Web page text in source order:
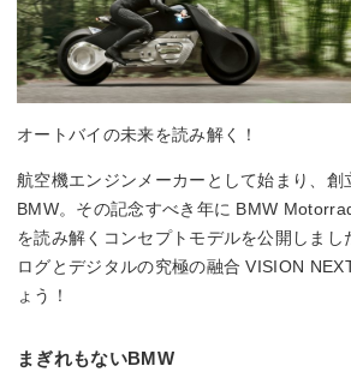
オートバイの未来を読み解く！
航空機エンジンメーカーとして始まり、創
BMW。その記念すべき年に BMW
を読み解くコンセプトモデルを公開しまし
ログとデジタルの究極の融合 VISION
ょう！
まぎれもないBMW